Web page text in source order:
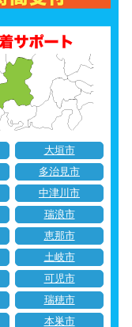
大垣市
多治見市
中津川市
瑞浪市
恵那市
土岐市
可児市
瑞穂市
本巣市